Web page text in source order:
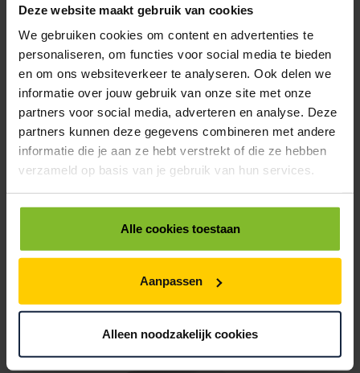
Deze website maakt gebruik van cookies
We gebruiken cookies om content en advertenties te
personaliseren, om functies voor social media te bieden
en om ons websiteverkeer te analyseren. Ook delen we
informatie over jouw gebruik van onze site met onze
partners voor social media, adverteren en analyse. Deze
partners kunnen deze gegevens combineren met andere
informatie die je aan ze hebt verstrekt of die ze hebben
verzameld op basis van je gebruik van hun services.
Alle cookies toestaan
Aanpassen
Alleen noodzakelijk cookies
ONS ASSORTIMENT
Dozen